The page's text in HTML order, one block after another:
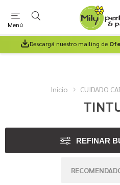
Menú
Descargá nuestro mailing de
Inicio CUIDADO
REFINAR